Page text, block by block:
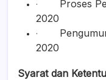
· Proses
2020
·
2020
Syarat dan